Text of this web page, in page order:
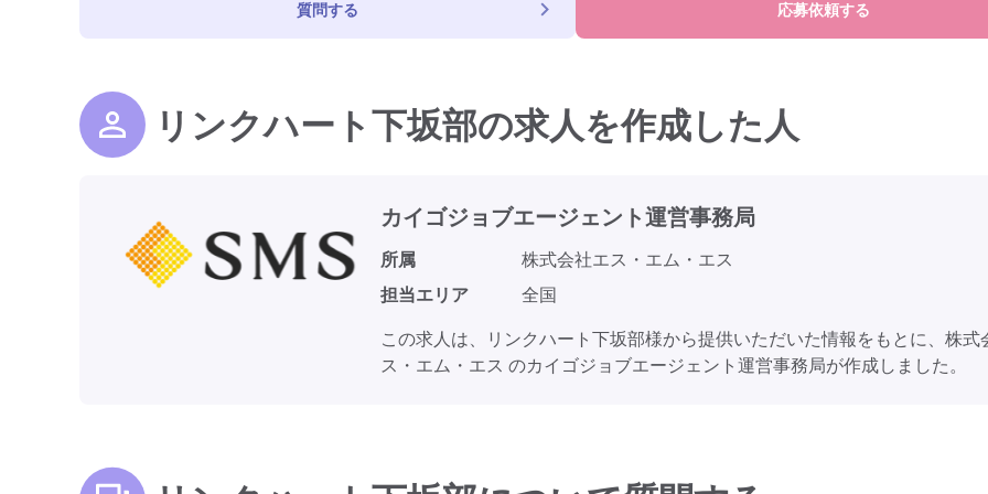
質問する 応募依頼する
リンクハート下坂部の求人を作成した人
カイゴジョブエージェント運営事務局
所属
株式会社エス・エム・エス
担当エリア
全国
この求人は、リンクハート下坂部様から提供いただいた情報をもとに、株式
ス・エム・エス のカイゴジョブエージェント運営事務局が作成しました。